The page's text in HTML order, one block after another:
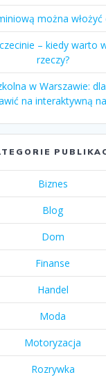
można
– kiedy warto
rzeczy?
w Warszawie:
na interaktywną
Biznes
Blog
Dom
Finanse
Handel
Moda
Motoryzacja
Rozrywka